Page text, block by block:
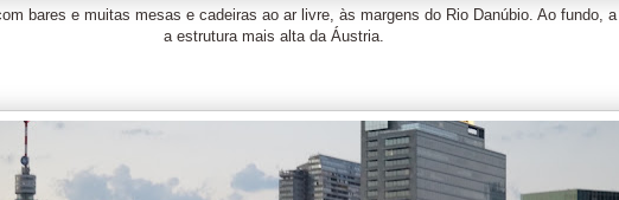
bares e muitas mesas e cadeiras ao ar livre, às margens do Rio Danúbio. Ao fundo, a
a estrutura mais alta da Áustria.